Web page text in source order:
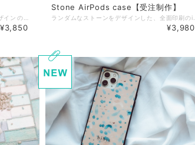
¥3,850
Stone AirPods case【受注制作】
¥3,980